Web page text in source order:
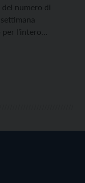
numero di
l’intero